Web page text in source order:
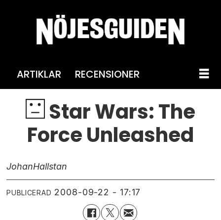
ARTIKLAR RECENSIONER
Star Wars: The
Force Unleashed
JohanHallstan
PUBLICERAD 2008-09-22 - 17:17